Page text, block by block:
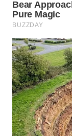
WN
SUBANG
WN
SUKABUMI
WN
PURWAKARTA
WN
PRIANGAN